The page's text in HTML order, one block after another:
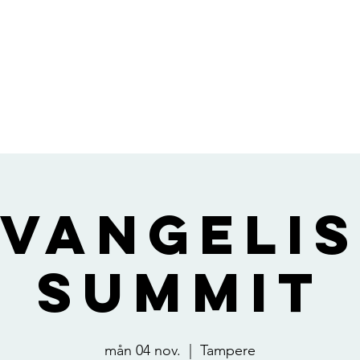
Summit
mån 04 nov. Tampere